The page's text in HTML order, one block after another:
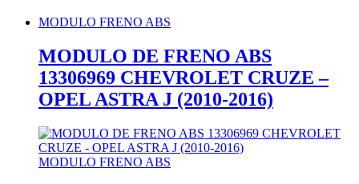
MODULO FRENO ABS
MODULO DE FRENO ABS
13306969 CHEVROLET CRUZE –
OPEL ASTRA J (2010-2016)
MODULO FRENO ABS